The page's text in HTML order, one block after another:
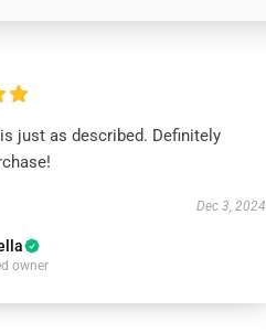
just as described. Definitely
Dec 3, 2024
owner